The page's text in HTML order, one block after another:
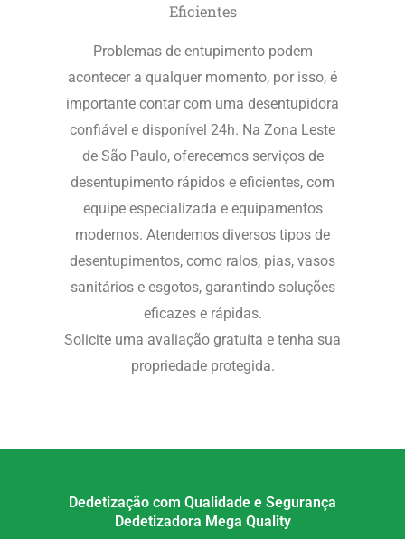
Eficientes
Problemas de entupimento podem
acontecer a qualquer momento, por isso, é
importante contar com uma desentupidora
confiável e disponível 24h. Na Zona Leste
de São Paulo, oferecemos serviços de
desentupimento rápidos e eficientes, com
equipe especializada e equipamentos
modernos. Atendemos diversos tipos de
desentupimentos, como ralos, pias, vasos
sanitários e esgotos, garantindo soluções
eficazes e rápidas.
Solicite uma avaliação gratuita e tenha sua
propriedade protegida.
Dedetização com Qualidade e Segurança
Dedetizadora Mega Quality